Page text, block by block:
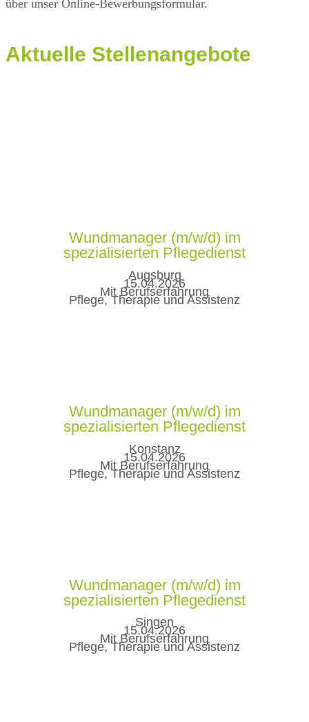
über unser Online-Bewerbungsformular.
Aktuelle Stellenangebote
Wundmanager (m/w/d) im
spezialisierten Pflegedienst
Augsburg
15.04.2026
Mit Berufserfahrung
Pflege, Therapie und Assistenz
Wundmanager (m/w/d) im
spezialisierten Pflegedienst
Konstanz
15.04.2026
Mit Berufserfahrung
Pflege, Therapie und Assistenz
Wundmanager (m/w/d) im
spezialisierten Pflegedienst
Singen
15.04.2026
Mit Berufserfahrung
Pflege, Therapie und Assistenz